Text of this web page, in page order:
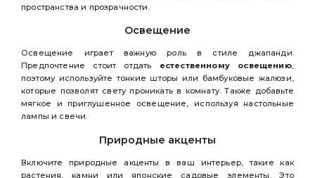
пространства и прозрачности.
Освещение
Освещение играет важную роль в стиле джапанди.
Предпочтение стоит отдать естественному освещению,
поэтому используйте тонкие шторы или бамбуковые жалюзи,
которые позволят свету проникать в комнату. Также добавьте
мягкое и приглушенное освещение, используя настольные
лампы и свечи.
Природные акценты
Включите природные акценты в ваш интерьер, такие как
растения, камни или японские садовые элементы. Это